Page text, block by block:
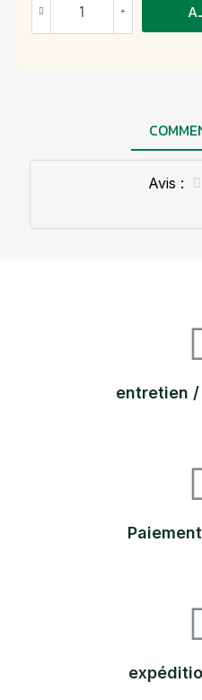
Avis : 
entretien